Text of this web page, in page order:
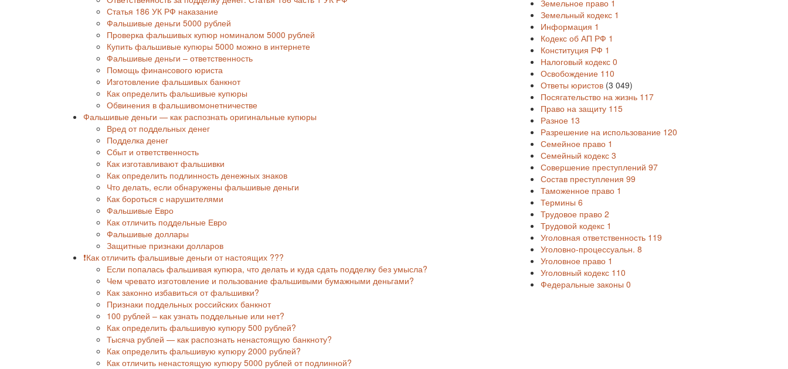
Статья 186 УК РФ наказание
Фальшивые деньги 5000 рублей
Проверка фальшивых купюр номиналом 5000 рублей
Купить фальшивые купюры 5000 можно в интернете
Фальшивые деньги – ответственность
Помощь финансового юриста
Изготовление фальшивых банкнот
Как определить фальшивые купюры
Обвинения в фальшивомонетничестве
Фальшивые деньги — как распознать оригинальные купюры
Вред от поддельных денег
Подделка денег
Сбыт и ответственность
Как изготавливают фальшивки
Как определить подлинность денежных знаков
Что делать, если обнаружены фальшивые деньги
Как бороться с нарушителями
Фальшивые Евро
Как отличить поддельные Евро
Фальшивые доллары
Защитные признаки долларов
❗Как отличить фальшивые деньги от настоящих ???
Если попалась фальшивая купюра, что делать и куда сдать подделку без умысла?
Чем чревато изготовление и пользование фальшивыми бумажными деньгами?
Как законно избавиться от фальшивки?
Признаки поддельных российских банкнот
100 рублей – как узнать поддельные или нет?
Как определить фальшивую купюру 500 рублей?
Тысяча рублей — как распознать ненастоящую банкноту?
Как определить фальшивую купюру 2000 рублей?
Как отличить ненастоящую купюру 5000 рублей от подлинной?
Земельное право 1
Земельный кодекс 1
Информация 1
Кодекс об АП РФ 1
Конституция РФ 1
Налоговый кодекс 0
Освобождение 110
Ответы юристов (3 049)
Посягательство на жизнь 117
Право на защиту 115
Разное 13
Разрешение на использование 120
Семейное право 1
Семейный кодекс 3
Совершение преступлений 97
Состав преступления 99
Таможенное право 1
Термины 6
Трудовое право 2
Трудовой кодекс 1
Уголовная ответственность 119
Уголовно-процессуальн. 8
Уголовное право 1
Уголовный кодекс 110
Федеральные законы 0